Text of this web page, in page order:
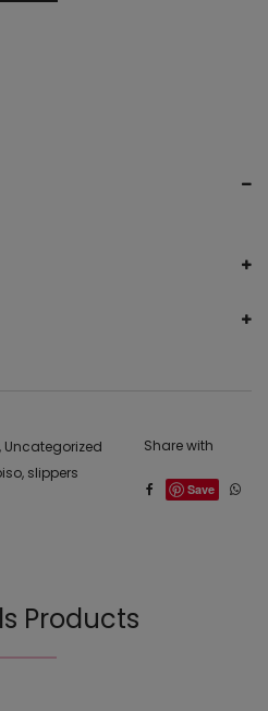
, Uncategorized
, slippers
Share with
Save
Products